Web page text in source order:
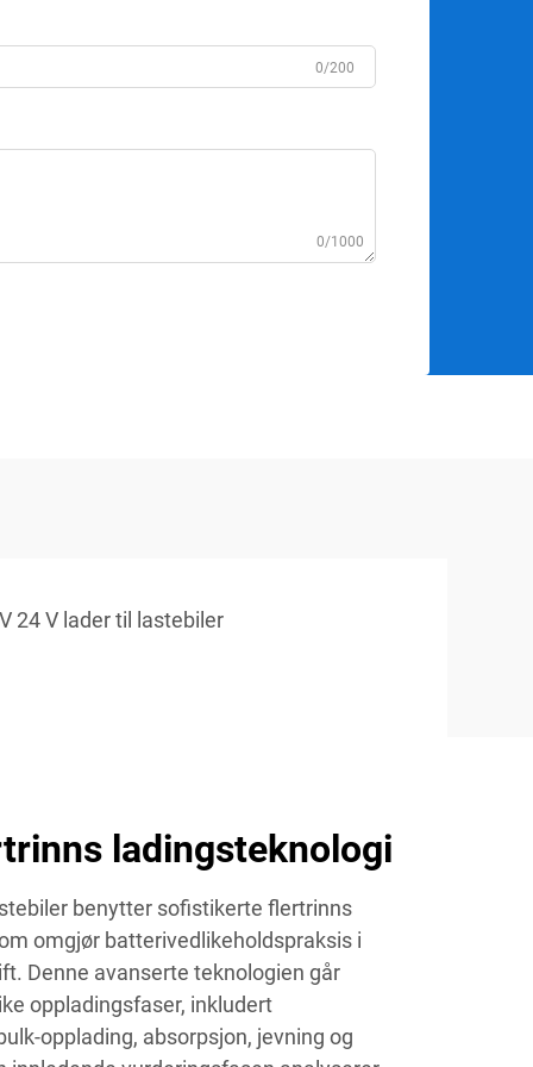
0/200
0/1000
24 V lader til lastebiler
ladingsteknologi
benytter sofistikerte flertrinns
omgjør batterivedlikeholdspraksis i
Denne avanserte teknologien går
oppladingsfaser, inkludert
opplading, absorpsjon, jevning og